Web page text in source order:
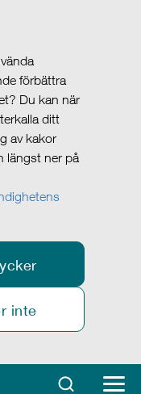
förbättra
Du kan när
ditt
av kakor
längst ner på
inte